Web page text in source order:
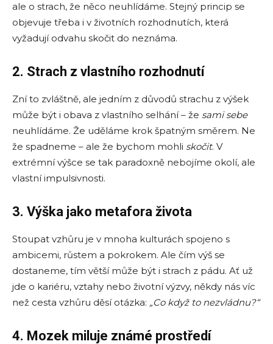
ale o strach, že něco neuhlídáme. Stejný princip se
objevuje třeba i v životních rozhodnutích, která
vyžadují odvahu skočit do neznáma.
2. Strach z vlastního rozhodnutí
Zní to zvláštně, ale jedním z důvodů strachu z výšek
může být i obava z vlastního selhání – že sami sebe
neuhlídáme. Že uděláme krok špatným směrem. Ne
že spadneme – ale že bychom mohli skočit. V
extrémní výšce se tak paradoxně nebojíme okolí, ale
vlastní impulsivnosti.
3. Výška jako metafora života
Stoupat vzhůru je v mnoha kulturách spojeno s
ambicemi, růstem a pokrokem. Ale čím výš se
dostaneme, tím větší může být i strach z pádu. Ať už
jde o kariéru, vztahy nebo životní výzvy, někdy nás víc
než cesta vzhůru děsí otázka: „Co když to nezvládnu?“
4. Mozek miluje známé prostředí